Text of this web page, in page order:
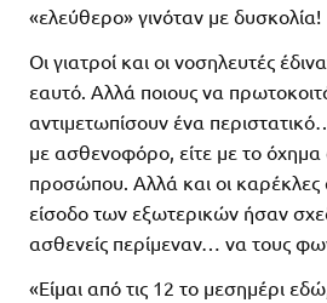
«ελεύθερο» γινόταν με δυσκολία!
Οι γιατροί και οι νοσηλευτές
εαυτό. Αλλά ποιους να
αντιμετωπίσουν ένα
με ασθενοφόρο, είτε με το όχημα
προσώπου. Αλλά και οι καρέκλες
είσοδο των εξωτερικών ήσαν
ασθενείς περίμεναν… να τους
«Είμαι από τις 12 το μεσημέρι